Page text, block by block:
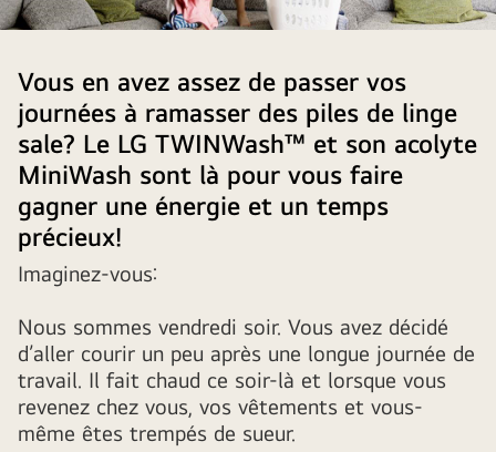
children
throwing
laundry
from
the
basket
the
sofa,
the
living
room
with
cushions
Vous en avez assez de passer vos
journées à ramasser des piles de linge
sale? Le LG TWINWash™ et son acolyte
MiniWash sont là pour vous faire
gagner une énergie et un temps
précieux!
Imaginez-vous:
Nous sommes vendredi soir. Vous avez décidé
d’aller courir un peu après une longue journée de
travail. Il fait chaud ce soir-là et lorsque vous
revenez chez vous, vos vêtements et vous-
même êtes trempés de sueur.